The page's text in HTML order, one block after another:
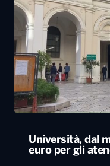
Università, dal
euro per gli